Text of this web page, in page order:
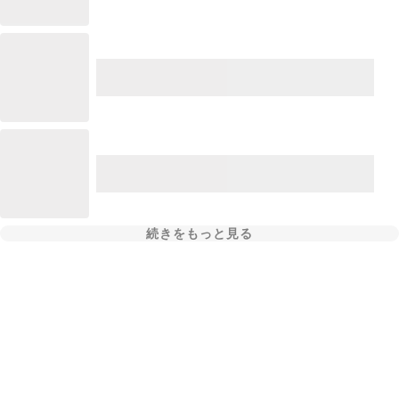
続きをもっと見る